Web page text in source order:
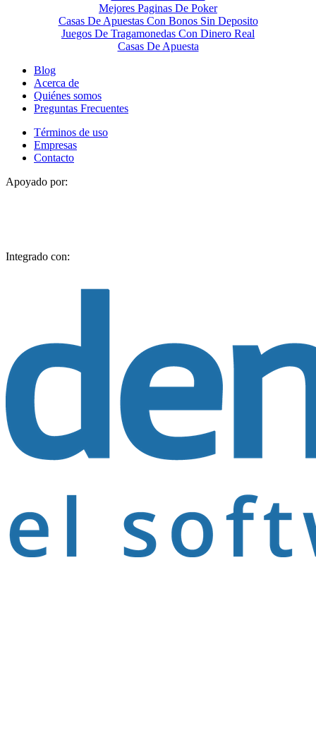
Mejores Paginas De Poker
Casas De Apuestas Con Bonos Sin Deposito
Juegos De Tragamonedas Con Dinero Real
Casas De Apuesta
Blog
Acerca de
Quiénes somos
Preguntas Frecuentes
Términos de uso
Empresas
Contacto
Apoyado por:
Integrado con: